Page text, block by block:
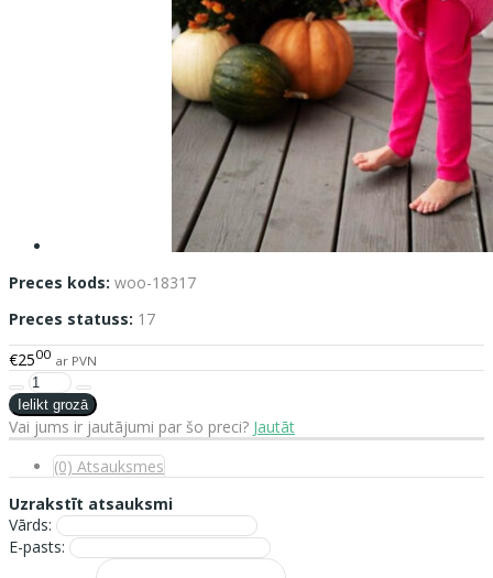
Preces kods: woo-18317
Preces statuss: 17
€2500 ar PVN
Vai jums ir jautājumi par šo preci? Jautāt
(0) Atsauksmes
Uzrakstīt atsauksmi
Vārds:
E-pasts: